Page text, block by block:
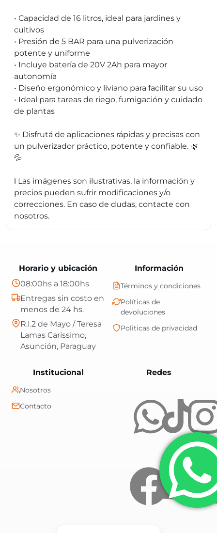
• Capacidad de 16 litros, ideal para jardines y
cultivos
• Presión de 5 BAR para una pulverización
potente y uniforme
• Incluye batería de 20V 2Ah para mayor
autonomía
• Diseño ergonómico y liviano para facilitar su uso
• Ideal para tareas de riego, fumigación y cuidado
de plantas
✨ Disfrutá de aplicaciones rápidas y precisas con
un pulverizador práctico, potente y confiable. 🌿
💦
ℹ️ Las imágenes son ilustrativas, la información y
precios pueden sufrir modificaciones y/o
correcciones. En caso de dudas, contacte con
nosotros.
RedesCentral Shop es
Información
Términos y condiciones
Políticas de
devoluciones
Politicas de privacidad
Institucional
Nosotros
Contacto
Horario y ubicación
08:00hs a 18:00hs
Entregas sin costo en
menos de 24 hs.
R.I.2 de Mayo / Teresa
Lamas Carissimo,
Asunción, Paraguay